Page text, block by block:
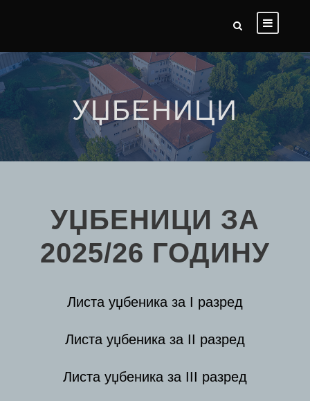
УЏБЕНИЦИ
УЏБЕНИЦИ ЗА
2025/26 ГОДИНУ
Листа уџбеника за I разред
Листа уџбеника за II разред
Листа уџбеника за III разред